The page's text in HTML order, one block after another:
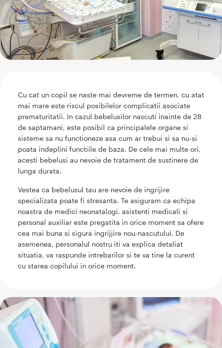
Cu cat un copil se naste mai devreme de termen, cu atat
mai mare este riscul posibilelor complicatii asociate
prematuritatii. In cazul bebelusilor nascuti inainte de 28
de saptamani, este posibil ca principalele organe si
sisteme sa nu functioneze asa cum ar trebui si sa nu-si
poata indeplini functiile de baza. De cele mai multe ori,
acesti bebelusi au nevoie de tratament de sustinere de
lunga durata.
Vestea ca bebelusul tau are nevoie de ingrijire
specializata poate fi stresanta. Te asiguram ca echipa
noastra de medici neonatalogi, asistenti medicali si
personal auxiliar este pregatita in orice moment sa ofere
cea mai buna si sigura ingrijjire nou-nascutului. De
asemenea, personalul nostru iti va explica detaliat
situatia, va raspunde intrebarilor si te va tine la curent
cu starea copilului in orice moment.